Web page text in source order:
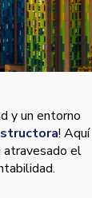
y un entorno
! Aquí
atravesado el